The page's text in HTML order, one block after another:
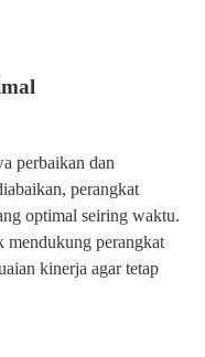
perbaikan dan
perangkat
optimal seiring waktu.
mendukung perangkat
kinerja agar tetap